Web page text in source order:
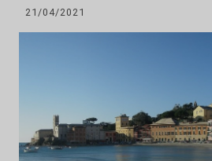
21/04/2021